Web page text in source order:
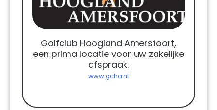
Golfclub Hoogland Amersfoort,
een prima locatie voor uw zakelijke
afspraak.
www.gcha.nl